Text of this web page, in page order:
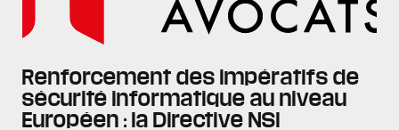
Renforcement des impératifs de
sécurité informatique au niveau
Européen : la Directive NSI